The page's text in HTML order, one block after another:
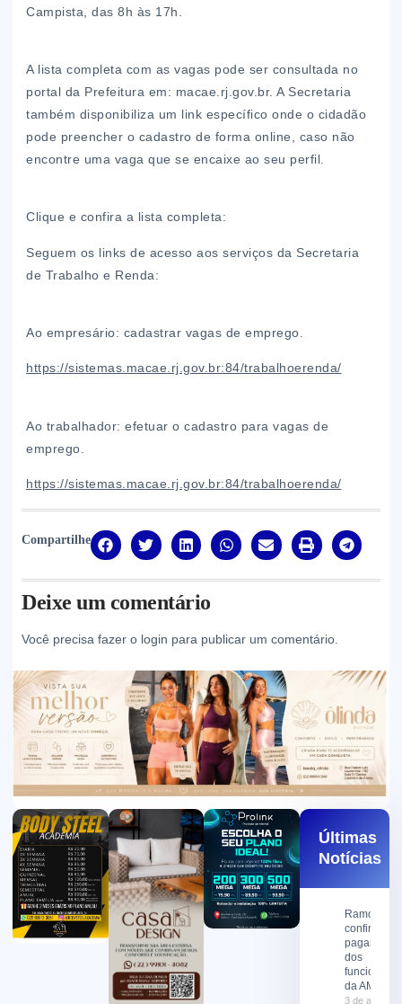
Campista, das 8h às 17h.
A lista completa com as vagas pode ser consultada no
portal da Prefeitura em: macae.rj.gov.br. A Secretaria
também disponibiliza um link específico onde o cidadão
pode preencher o cadastro de forma online, caso não
encontre uma vaga que se encaixe ao seu perfil.
Clique e confira a lista completa:
Seguem os links de acesso aos serviços da Secretaria
de Trabalho e Renda:
Ao empresário: cadastrar vagas de emprego.
https://sistemas.macae.rj.gov.br:84/trabalhoerenda/
Ao trabalhador: efetuar o cadastro para vagas de
emprego.
https://sistemas.macae.rj.gov.br:84/trabalhoerenda/
Compartilhe
Deixe um comentário
Você precisa fazer o login para publicar um comentário.
Últimas
Notícias
Ramon
confirma
pagamento
dos
da AMX
3 de agosto